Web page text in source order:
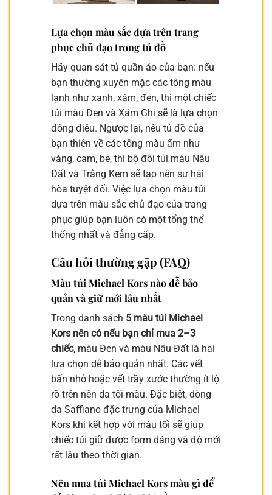
Lựa chọn màu sắc dựa trên trang
phục chủ đạo trong tủ đồ
Hãy quan sát tủ quần áo của bạn: nếu
bạn thường xuyên mặc các tông màu
lạnh như xanh, xám, đen, thì một chiếc
túi màu Đen và Xám Ghi sẽ là lựa chọn
đồng điệu. Ngược lại, nếu tủ đồ của
bạn thiên về các tông màu ấm như
vàng, cam, be, thì bộ đôi túi màu Nâu
Đất và Trắng Kem sẽ tạo nên sự hài
hòa tuyệt đối. Việc lựa chọn màu túi
dựa trên màu sắc chủ đạo của trang
phục giúp bạn luôn có một tổng thể
thống nhất và đẳng cấp.
Câu hỏi thường gặp (FAQ)
Màu túi Michael Kors nào dễ bảo
quản và giữ mới lâu nhất
Trong danh sách 5 màu túi Michael
Kors nên có nếu bạn chỉ mua 2–3
chiếc, màu Đen và màu Nâu Đất là hai
lựa chọn dễ bảo quản nhất. Các vết
bẩn nhỏ hoặc vết trầy xước thường ít lộ
rõ trên nền da tối màu. Đặc biệt, dòng
da Saffiano đặc trưng của Michael
Kors khi kết hợp với màu tối sẽ giúp
chiếc túi giữ được form dáng và độ mới
rất lâu theo thời gian.
Nên mua túi Michael Kors màu gì để